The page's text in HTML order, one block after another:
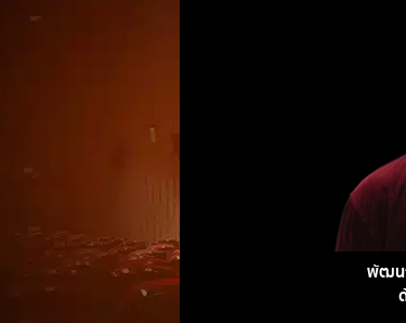
พัฒน